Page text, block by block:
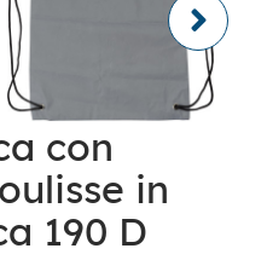
con
in
190 D